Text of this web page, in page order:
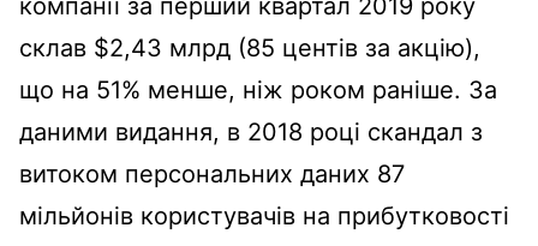
компанії за перший квартал 2019 року
склав $2,43 млрд (85 центів за акцію),
що на 51% менше, ніж роком раніше. За
даними видання, в 2018 році скандал з
витоком персональних даних 87
мільйонів користувачів на прибутковості